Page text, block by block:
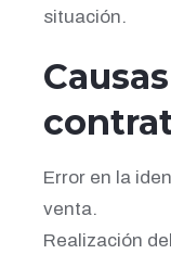
situación.
Error en la
venta.
Realización